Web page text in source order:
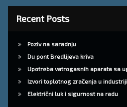
Recent Posts
Poziv na saradnju
Du pont Bredlijeva kriva
Upotreba vatrogasnih aparata sa
Izvori toplotnog zračenja u industriji
Električni luk i sigurnost na radu